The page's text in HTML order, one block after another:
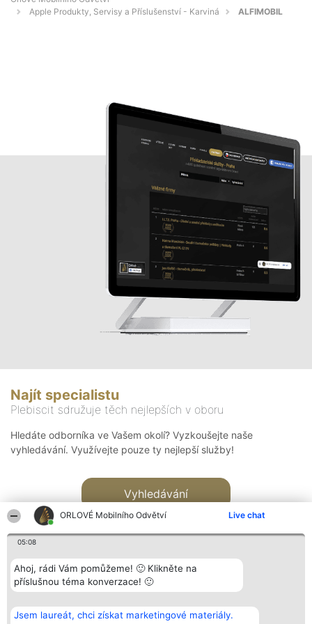
ORLOVÉ Mobilního Odvětví Live chat
05:08
Ahoj, rádi Vám pomůžeme! 🙂 Klikněte na
příslušnou téma konverzace! 🙂
Jsem laureát, chci získat marketingové materiály.
Apple Produkty, Servisy a Příslušenství - Karviná
ALFIMOBIL
Najít specialistu
Plebiscit sdružuje těch nejlepších v oboru
Hledáte odborníka ve Vašem okolí? Vyzkoušejte naše
vyhledávání. Využívejte pouze ty nejlepší služby!
Vyhledávání
Bright Side Solutions sp. z o.
o. sp. k.
Vítězové
Seznam všech
Kontakt